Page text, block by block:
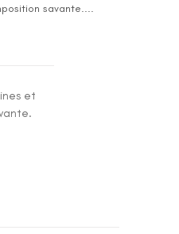
savante....
et